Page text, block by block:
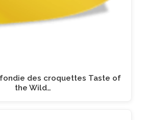
des croquettes Taste of
the Wild…